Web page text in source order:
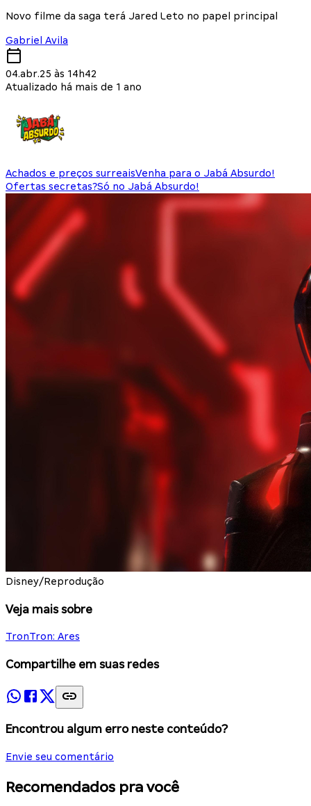
Novo filme da saga terá Jared Leto no papel principal
Gabriel Avila
04.abr.25 às 14h42
Atualizado há mais de 1 ano
Achados e preços surreaisVenha para o Jabá Absurdo!
Ofertas secretas?Só no Jabá Absurdo!
Disney/Reprodução
Veja mais sobre
TronTron: Ares
Compartilhe em suas redes
Encontrou algum erro neste conteúdo?
Envie seu comentário
Recomendados pra você